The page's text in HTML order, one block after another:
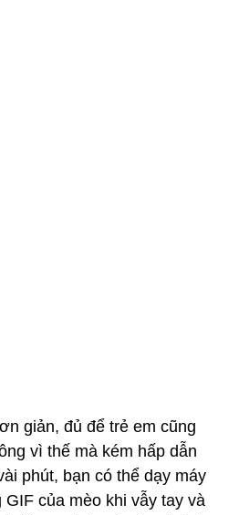
giản, đủ để trẻ em cũng
vì thế mà kém hấp dẫn
phút, bạn có thể dạy máy
của mèo khi vẫy tay và